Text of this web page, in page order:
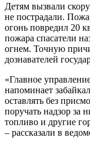
Детям вызвали
не пострадали.
огонь повредил 20
пожара спасатели
огнем. Точную
дознавателей
«Главное
напоминает
оставлять без
поручать надзор за
топливо и другие
– рассказали в